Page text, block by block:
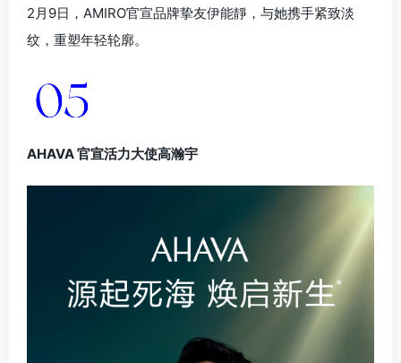
2月9日，AMIRO官宣品牌挚友伊能靜，与她携手紧致淡
纹，重塑年轻轮廓。
AHAVA 官宣活力大使高瀚宇